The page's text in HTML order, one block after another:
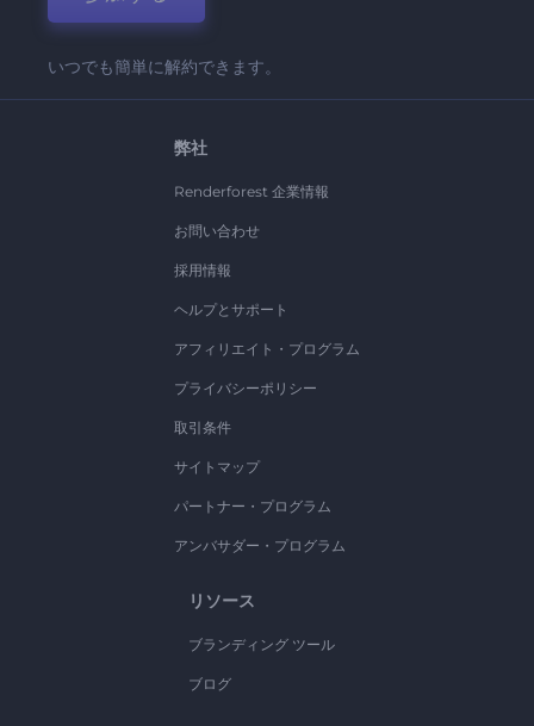
いつでも簡単に解約できます。
弊社
Renderforest 企業情報
お問い合わせ
採用情報
ヘルプとサポート
アフィリエイト・プログラム
プライバシーポリシー
取引条件
サイトマップ
パートナー・プログラム
アンバサダー・プログラム
リソース
ブランディング ツール
ブログ